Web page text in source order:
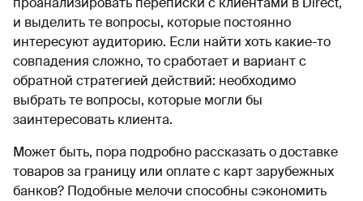
и выделить те вопросы, которые постоянно
интересуют аудиторию. Если найти хоть какие-то
совпадения сложно, то сработает и вариант с
обратной стратегией действий: необходимо
выбрать те вопросы, которые могли бы
заинтересовать клиента.
Может быть, пора подробно рассказать о доставке
товаров за границу или оплате с карт зарубежных
банков? Подобные мелочи способны сэкономить